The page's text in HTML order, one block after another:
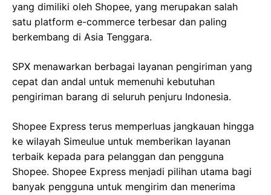
yang dimiliki oleh Shopee, yang merupakan salah
satu platform e-commerce terbesar dan paling
berkembang di Asia Tenggara.
SPX menawarkan berbagai layanan pengiriman yang
cepat dan andal untuk memenuhi kebutuhan
pengiriman barang di seluruh penjuru Indonesia.
Shopee Express terus memperluas jangkauan hingga
ke wilayah Simeulue untuk memberikan layanan
terbaik kepada para pelanggan dan pengguna
Shopee. Shopee Express menjadi pilihan utama bagi
banyak pengguna untuk mengirim dan menerima